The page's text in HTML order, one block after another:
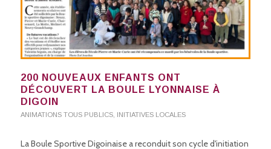
200 NOUVEAUX ENFANTS ONT
DÉCOUVERT LA BOULE LYONNAISE À
DIGOIN
ANIMATIONS TOUS PUBLICS, INITIATIVES LOCALES
La Boule Sportive Digoinaise a reconduit son cycle d'initiation